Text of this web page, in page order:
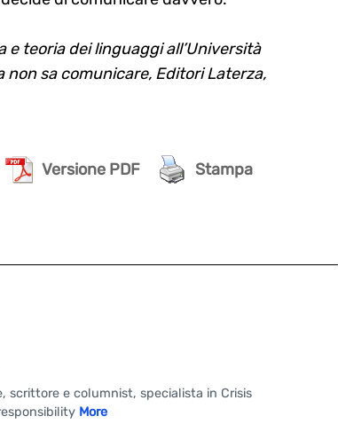
e teoria dei linguaggi all’Università
non sa comunicare, Editori Laterza,
Versione PDF Stampa
scrittore e columnist, specialista in Crisis
More